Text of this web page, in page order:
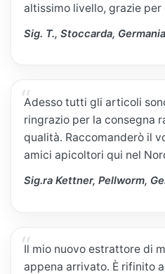
altissimo livello, grazie
Sig. T., Stoccarda, Germania
Adesso tutti gli articoli
ringrazio per la consegna
qualità. Raccomanderò il
amici apicoltori qui nel
Sig.ra Kettner, Pellworm,
Il mio nuovo estrattore di
appena arrivato. È rifinito